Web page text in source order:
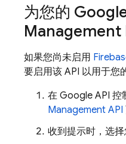
为您的
Management
如果您尚未启用
要启用该 API 以用于您
在 Google API 控
Management API
收到提示时，选择